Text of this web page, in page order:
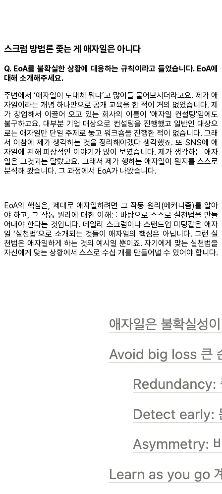
스크럼 방법론 좇는 게 애자일은 아니다
Q. EoA를 불확실한 상황에 대응하는 규칙이라고 들었습니다. EoA에
대해 소개해주세요.
주변에서 ‘애자일이 도대체 뭐냐’고 많이들 물어보시더라고요. 제가 애
자일이라는 개념 하나만으로 공개 교육을 한 적이 거의 없었습니다. 제
가 창업해서 이끌어 오고 있는 회사의 이름이 '애자일 컨설팅'임에도
불구하고요. 대부분 기업 대상으로 컨설팅을 진행했고 일반인 대상으
로는 애자일만 단일 주제로 놓고 워크숍을 진행한 적이 없습니다. 그래
서 이참에 제가 생각하는 것을 정리해야겠다 생각했죠. 또 SNS에 애
자일에 관해 피상적인 이야기가 많이 보였습니다. 제가 생각하는 애자
일은 그것과는 달랐고요. 그래서 제가 행하는 애자일이 뭔지를 스스로
분석해 봤습니다. 그 과정에서 EoA가 나왔습니다.
EoA의 핵심은, 제대로 애자일하려면 그 작동 원리(메커니즘)를 알아
야 하고, 그 작동 원리에 대한 이해를 바탕으로 스스로 실천법을 만들
어내야 한다는 것입니다. 데일리 스크럼이나 스탠드업 미팅같은 애자
일 ‘실천법’으로 소개되는 것들이 애자일의 핵심은 아닙니다. 그런 실
천법은 애자일하게 하는 것의 예시일 뿐이죠. 자기에게 맞는 실천법을
자신에게 맞는 상황에서 스스로 수십 개를 만들어낼 수 있어야 합니다.